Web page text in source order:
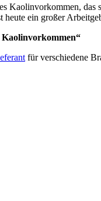
Kaolinvorkommen,
ein großer
Kaolinvorkommen“
für verschiedene